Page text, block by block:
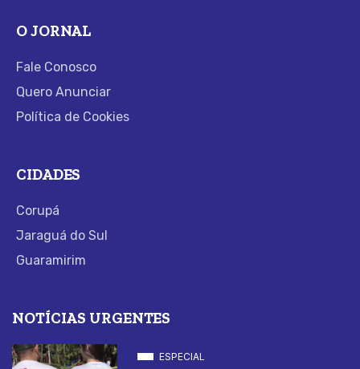
O JORNAL
Fale Conosco
Quero Anunciar
Política de Cookies
CIDADES
Corupá
Jaraguá do Sul
Guaramirim
NOTÍCIAS URGENTES
ESPECIAL